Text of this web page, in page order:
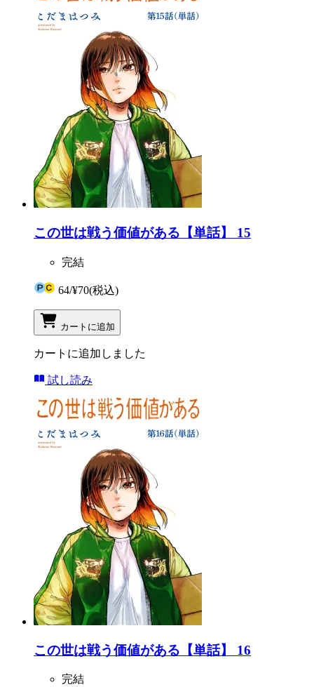
この世は戦う価値がある【単話】 15
完結
64/¥70(税込)
カートに追加
カートに追加しました
試し読み
この世は戦う価値がある【単話】 16
完結